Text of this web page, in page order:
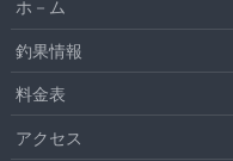
ホ－ム
釣果情報
料金表
アクセス